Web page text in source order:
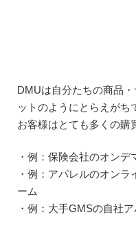
DMUは自分たちの商品
ットのようにとらえがち
お客様はとても多くの購
・例：保険会社のオンデ
・例：アパレルのオン
ーム
・例：大手GMSの自社